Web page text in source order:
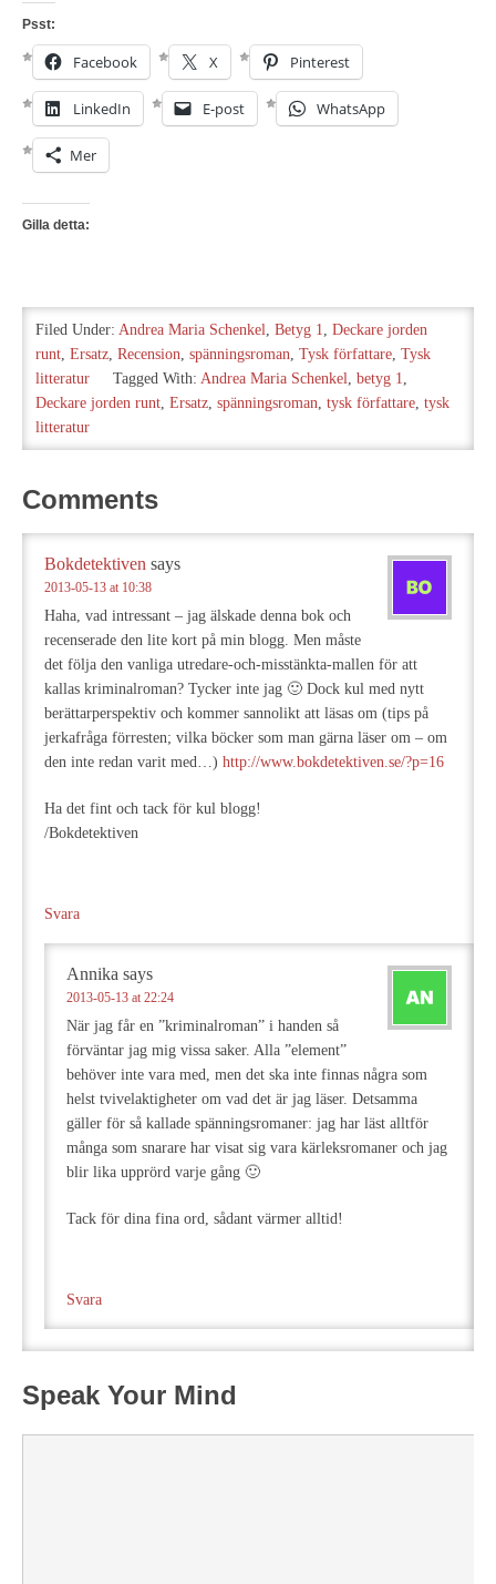
Psst:
Facebook X Pinterest
LinkedIn E-post WhatsApp
Mer
Gilla detta:
Filed Under: Andrea Maria Schenkel, Betyg 1, Deckare jorden
runt, Ersatz, Recension, spänningsroman, Tysk författare, Tysk
litteratur
Tagged With: Andrea Maria Schenkel, betyg 1,
Deckare jorden runt, Ersatz, spänningsroman, tysk författare, tysk
litteratur
Comments
Bokdetektiven says
2013-05-13 at 10:38
Haha, vad intressant – jag älskade denna bok och
recenserade den lite kort på min blogg. Men måste
det följa den vanliga utredare-och-misstänkta-mallen för att
kallas kriminalroman? Tycker inte jag 🙂 Dock kul med nytt
berättarperspektiv och kommer sannolikt att läsas om (tips på
jerkafråga förresten; vilka böcker som man gärna läser om – om
den inte redan varit med…) http://www.bokdetektiven.se/?p=16
Ha det fint och tack för kul blogg!
/Bokdetektiven
Svara
Annika says
2013-05-13 at 22:24
När jag får en ”kriminalroman” i handen så
förväntar jag mig vissa saker. Alla ”element”
behöver inte vara med, men det ska inte finnas några som
helst tvivelaktigheter om vad det är jag läser. Detsamma
gäller för så kallade spänningsromaner: jag har läst alltför
många som snarare har visat sig vara kärleksromaner och jag
blir lika upprörd varje gång 🙂
Tack för dina fina ord, sådant värmer alltid!
Svara
Speak Your Mind